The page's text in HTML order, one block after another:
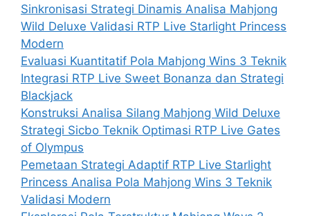
Sinkronisasi Strategi Dinamis Analisa Mahjong
Wild Deluxe Validasi RTP Live Starlight Princess
Modern
Evaluasi Kuantitatif Pola Mahjong Wins 3 Teknik
Integrasi RTP Live Sweet Bonanza dan Strategi
Blackjack
Konstruksi Analisa Silang Mahjong Wild Deluxe
Strategi Sicbo Teknik Optimasi RTP Live Gates
of Olympus
Pemetaan Strategi Adaptif RTP Live Starlight
Princess Analisa Pola Mahjong Wins 3 Teknik
Validasi Modern